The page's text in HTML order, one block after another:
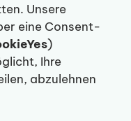
Unsere
eine Consent-
)
Ihre
abzulehnen